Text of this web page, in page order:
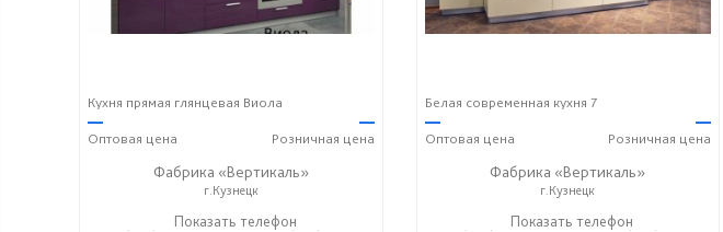
Кухня прямая глянцевая Виола
—
Оптовая цена
—
Розничная цена
Фабрика «Вертикаль»
г.Кузнецк
+7 (927) 38-059-88 ☎+7 (927) 38-003-77
Показать телефон
Белая современная кухня 7
—
Оптовая цена
—
Розничная цена
Фабрика «Вертикаль»
г.Кузнецк
+7 (927) 38-059-88 ☎+7 (927) 38-003-77
Показать телефон